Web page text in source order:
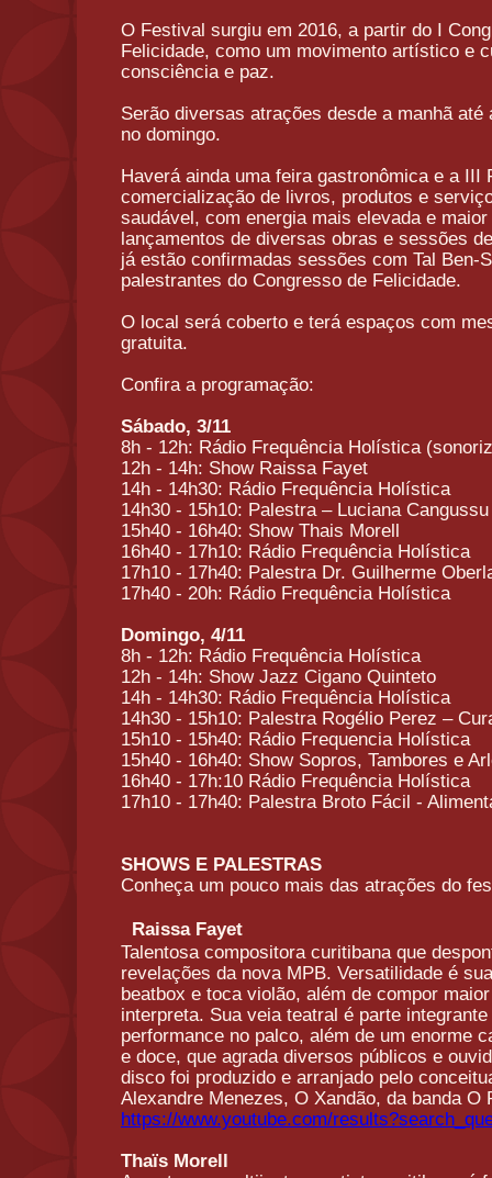
O Festival surgiu em 2016, a partir do I
Felicidade, como um movimento artístico e
consciência e paz.
Serão diversas atrações desde a manhã até
no domingo.
Haverá ainda uma feira gastronômica e a III
comercialização de livros, produtos e
saudável, com energia mais elevada e
lançamentos de diversas obras e sessões
já estão confirmadas sessões com Tal Ben-
palestrantes do Congresso de Felicidade.
O local será coberto e terá espaços com
gratuita.
Confira a programação:
Sábado, 3/11
8h - 12h: Rádio Frequência Holística
12h - 14h: Show Raissa Fayet
14h - 14h30: Rádio Frequência Holística
14h30 - 15h10: Palestra – Luciana
15h40 - 16h40: Show Thais Morell
16h40 - 17h10: Rádio Frequência Holística
17h10 - 17h40: Palestra Dr. Guilherme
17h40 - 20h: Rádio Frequência Holística
Domingo, 4/11
8h - 12h: Rádio Frequência Holística
12h - 14h: Show Jazz Cigano Quinteto
14h - 14h30: Rádio Frequência Holística
14h30 - 15h10: Palestra Rogélio Perez –
15h10 - 15h40: Rádio Frequencia Holística
15h40 - 16h40: Show Sopros, Tambores e
16h40 - 17h:10 Rádio Frequência Holística
17h10 - 17h40: Palestra Broto Fácil -
SHOWS E PALESTRAS
Conheça um pouco mais das atrações do
Raissa Fayet
Talentosa compositora curitibana que
revelações da nova MPB. Versatilidade é
beatbox e toca violão, além de compor
interpreta. Sua veia teatral é parte
performance no palco, além de um enorme
e doce, que agrada diversos públicos e
disco foi produzido e arranjado pelo
Alexandre Menezes, O Xandão, da banda O
https://www.youtube.com/
Thaïs Morell